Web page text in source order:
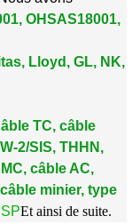
OHSAS18001,
Lloyd, GL, NK,
TC, câble
2/SIS, THHN,
câble AC,
minier, type
Et ainsi de suite.